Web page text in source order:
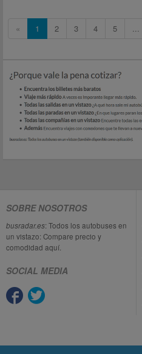
« 1 2 3 4 5 ...
SOBRE NOSOTROS
busradar.es: Todos los autobuses en
un vistazo: Compare precio y
comodidad aquí.
SOCIAL MEDIA